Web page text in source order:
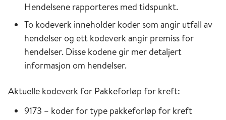
Hendelsene rapporteres med tidspunkt.
To kodeverk inneholder koder som angir utfall av
hendelser og ett kodeverk angir premiss for
hendelser. Disse kodene gir mer detaljert
informasjon om hendelser.
Aktuelle kodeverk for Pakkeforløp for kreft:
9173 – koder for type pakkeforløp for kreft